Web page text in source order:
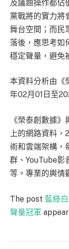
及議題操作都佔
黨戰將的實力將
舞台空間；而民
落後，應思考如
穩定聲量，避免
本資料分析由《
年02月01日至
《榮泰創數據
上的網路資料，
術和雲端架構，
群、YouTube影
等。專業的輿情
The post 藍綠
聲量冠軍